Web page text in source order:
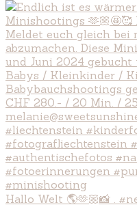
Hallo Welt 🌎🫶🏼📸 .